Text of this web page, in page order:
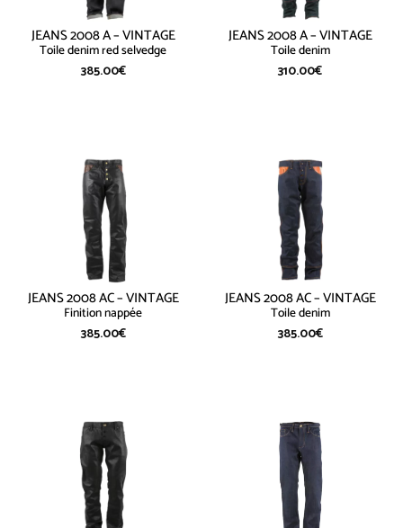
JEANS 2008 A – VINTAGE
Toile denim red selvedge
385.00€
JEANS 2008 A – VINTAGE
Toile denim
310.00€
JEANS 2008 AC – VINTAGE
Finition nappée
385.00€
JEANS 2008 AC – VINTAGE
Toile denim
385.00€